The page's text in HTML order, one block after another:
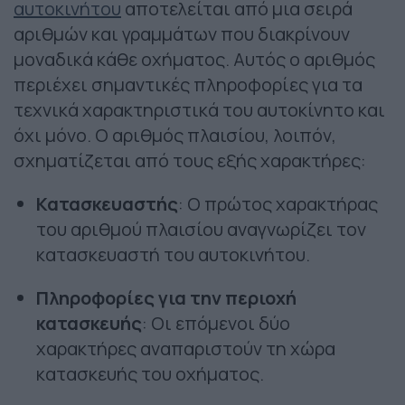
αυτοκινήτου αποτελείται από μια σειρά
αριθμών και γραμμάτων που διακρίνουν
μοναδικά κάθε οχήματος. Αυτός ο αριθμός
περιέχει σημαντικές πληροφορίες για τα
τεχνικά χαρακτηριστικά του αυτοκίνητο και
όχι μόνο. Ο αριθμός πλαισίου, λοιπόν,
σχηματίζεται από τους εξής χαρακτήρες:
Κατασκευαστής: Ο πρώτος χαρακτήρας
του αριθμού πλαισίου αναγνωρίζει τον
κατασκευαστή του αυτοκινήτου.
Πληροφορίες για την περιοχή
κατασκευής: Οι επόμενοι δύο
χαρακτήρες αναπαριστούν τη χώρα
κατασκευής του οχήματος.